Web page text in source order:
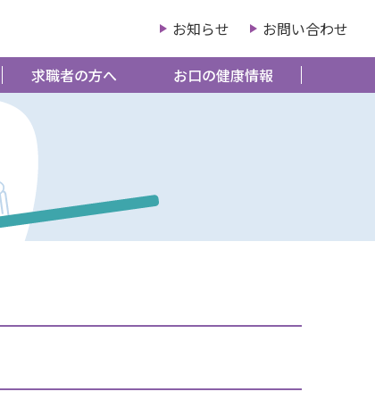
お知らせ お問い合わせ
求職者の方へ お口の健康情報